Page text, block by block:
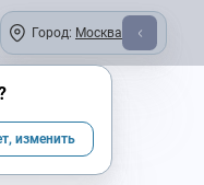
Город: Москва
изменить